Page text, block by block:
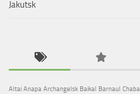
Jakutsk
Altai Anapa Archangelsk Baikal Barnaul